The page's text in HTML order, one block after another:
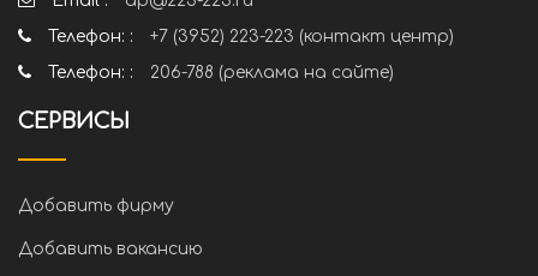
Телефон: :
+7 (3952) 223-223 (контакт центр)
Телефон: :
206-788 (реклама на сайте)
СЕРВИСЫ
Добавить фирму
Добавить вакансию